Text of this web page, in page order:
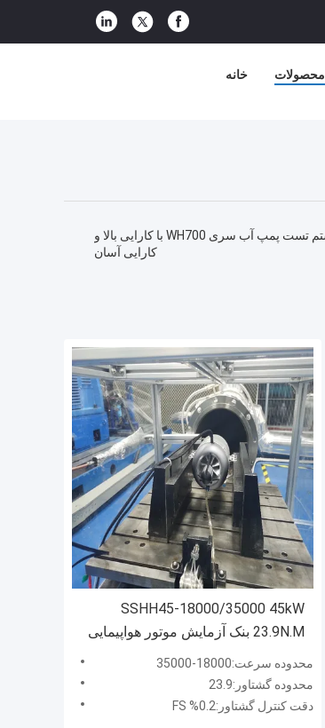
خانه محصولات
سیستم تست پمپ آب سری WH700 با کارایی بالا و
کارایی آسان
SSHH45-18000/35000 45kW
23.9N.M بنک آزمایش موتور هواپیمایی
موتور توربوژت
محدوده سرعت:18000-35000
محدوده گشتاور:23.9
دقت کنترل گشتاور:0.2% FS